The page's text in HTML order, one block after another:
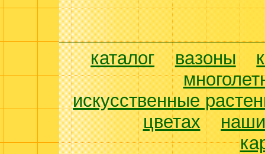
каталог вазоны
искусственные
цветах